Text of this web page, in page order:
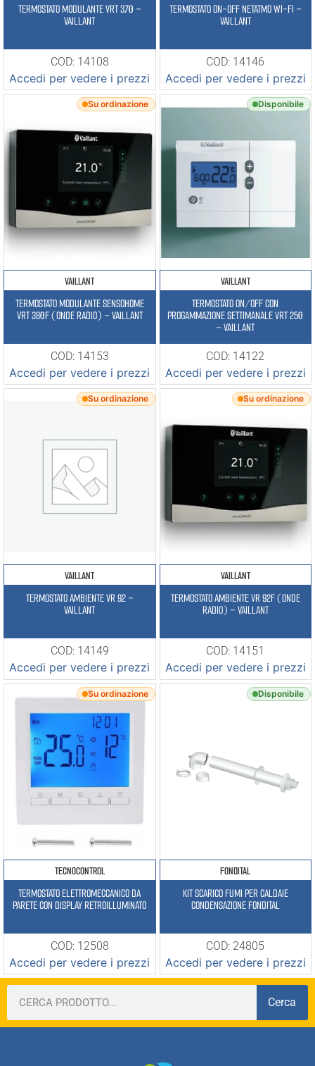
TERMOSTATO MODULANTE VRT 370 –
VAILLANT
COD: 14108
Accedi per vedere i prezzi
TERMOSTATO ON-OFF NETATMO WI-FI –
VAILLANT
COD: 14146
Accedi per vedere i prezzi
Su ordinazione
VAILLANT
TERMOSTATO MODULANTE SENSOHOME
VRT 380F (ONDE RADIO) – VAILLANT
COD: 14153
Accedi per vedere i prezzi
Disponibile
VAILLANT
TERMOSTATO ON/OFF CON
PROGAMMAZIONE SETTIMANALE VRT 250
– VAILLANT
COD: 14122
Accedi per vedere i prezzi
Su ordinazione
VAILLANT
TERMOSTATO AMBIENTE VR 92 –
VAILLANT
COD: 14149
Accedi per vedere i prezzi
Su ordinazione
VAILLANT
TERMOSTATO AMBIENTE VR 92F (ONDE
RADIO) – VAILLANT
COD: 14151
Accedi per vedere i prezzi
Su ordinazione
TECNOCONTROL
TERMOSTATO ELETTROMECCANICO DA
PARETE CON DISPLAY RETROILLUMINATO
COD: 12508
Accedi per vedere i prezzi
Disponibile
FONDITAL
KIT SCARICO FUMI PER CALDAIE
CONDENSAZIONE FONDITAL
COD: 24805
Accedi per vedere i prezzi
Cerca